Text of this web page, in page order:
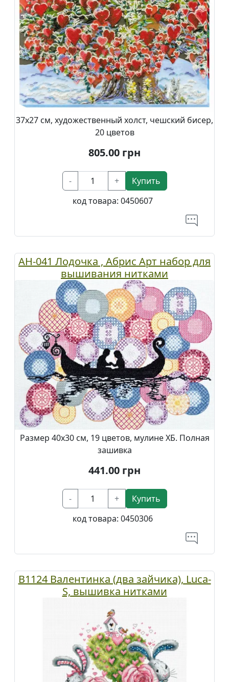
37х27 см, художественный холст, чешский бисер,
20 цветов
805.00 грн
- +
Купить
код товара: 0450607
AH-041 Лодочка , Абрис Арт набор для
вышивания нитками
Размер 40х30 см, 19 цветов, мулине ХБ. Полная
зашивка
441.00 грн
- +
Купить
код товара: 0450306
B1124 Валентинка (два зайчика), Luca-
S, вышивка нитками